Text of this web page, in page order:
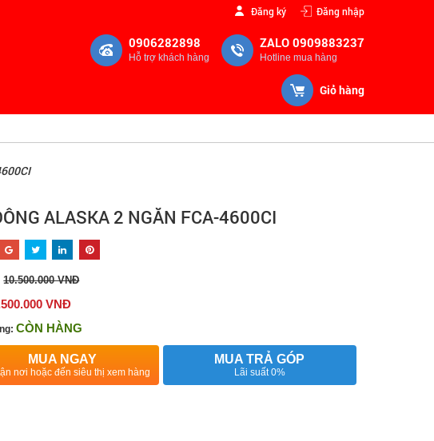
Đăng ký Đăng nhập
ZALO 0909883237
Hotline mua hàng
0906282898
Hỗ trợ khách hàng
Giỏ hàng
ALASKA 2 NGĂN FCA-4600CI
10.500.000 VNĐ
VNĐ
CÒN HÀNG
MUA NGAY
nơi hoặc đến siêu thị xem hàng
MUA TRẢ GÓP
Lãi suất 0%